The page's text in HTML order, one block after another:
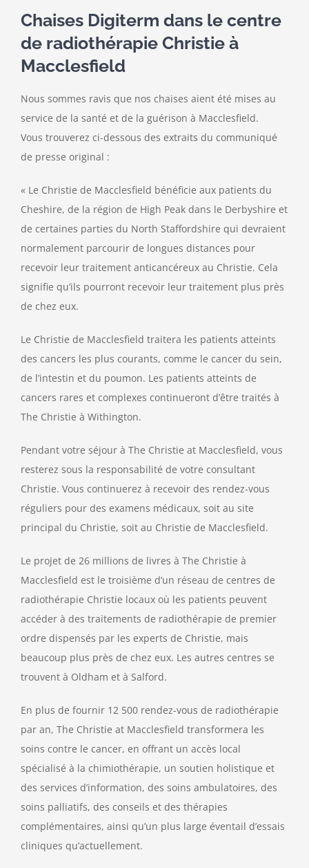
Nous contacter
Chaises Digiterm dans le centre
de radiothérapie Christie à
Macclesfield
Nous sommes ravis que nos chaises aient été mises au
service de la santé et de la guérison à Macclesfield.
Vous trouverez ci-dessous des extraits du communiqué
de presse original :
« Le Christie de Macclesfield bénéficie aux patients du
Cheshire, de la région de High Peak dans le Derbyshire et
de certaines parties du North Staffordshire qui devraient
normalement parcourir de longues distances pour
recevoir leur traitement anticancéreux au Christie. Cela
signifie qu’ils pourront recevoir leur traitement plus près
de chez eux.
Le Christie de Macclesfield traitera les patients atteints
des cancers les plus courants, comme le cancer du sein,
de l’intestin et du poumon. Les patients atteints de
cancers rares et complexes continueront d’être traités à
The Christie à Withington.
Pendant votre séjour à The Christie at Macclesfield, vous
resterez sous la responsabilité de votre consultant
Christie. Vous continuerez à recevoir des rendez-vous
réguliers pour des examens médicaux, soit au site
principal du Christie, soit au Christie de Macclesfield.
Le projet de 26 millions de livres à The Christie à
Macclesfield est le troisième d’un réseau de centres de
radiothérapie Christie locaux où les patients peuvent
accéder à des traitements de radiothérapie de premier
ordre dispensés par les experts de Christie, mais
beaucoup plus près de chez eux. Les autres centres se
trouvent à Oldham et à Salford.
En plus de fournir 12 500 rendez-vous de radiothérapie
par an, The Christie at Macclesfield transformera les
soins contre le cancer, en offrant un accès local
spécialisé à la chimiothérapie, un soutien holistique et
des services d’information, des soins ambulatoires, des
soins palliatifs, des conseils et des thérapies
complémentaires, ainsi qu’un plus large éventail d’essais
cliniques qu’actuellement.